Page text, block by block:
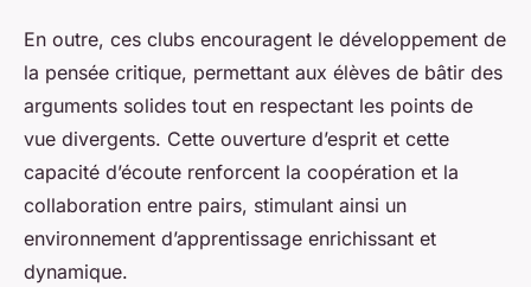
En outre, ces clubs encouragent le développement de
la pensée critique, permettant aux élèves de bâtir des
arguments solides tout en respectant les points de
vue divergents. Cette ouverture d’esprit et cette
capacité d’écoute renforcent la coopération et la
collaboration entre pairs, stimulant ainsi un
environnement d’apprentissage enrichissant et
dynamique.